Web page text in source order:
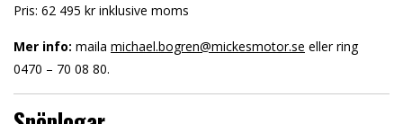
Pris: 62 495 kr inklusive moms
Mer info: maila michael.bogren@mickesmotor.se eller ring
0470 – 70 08 80.